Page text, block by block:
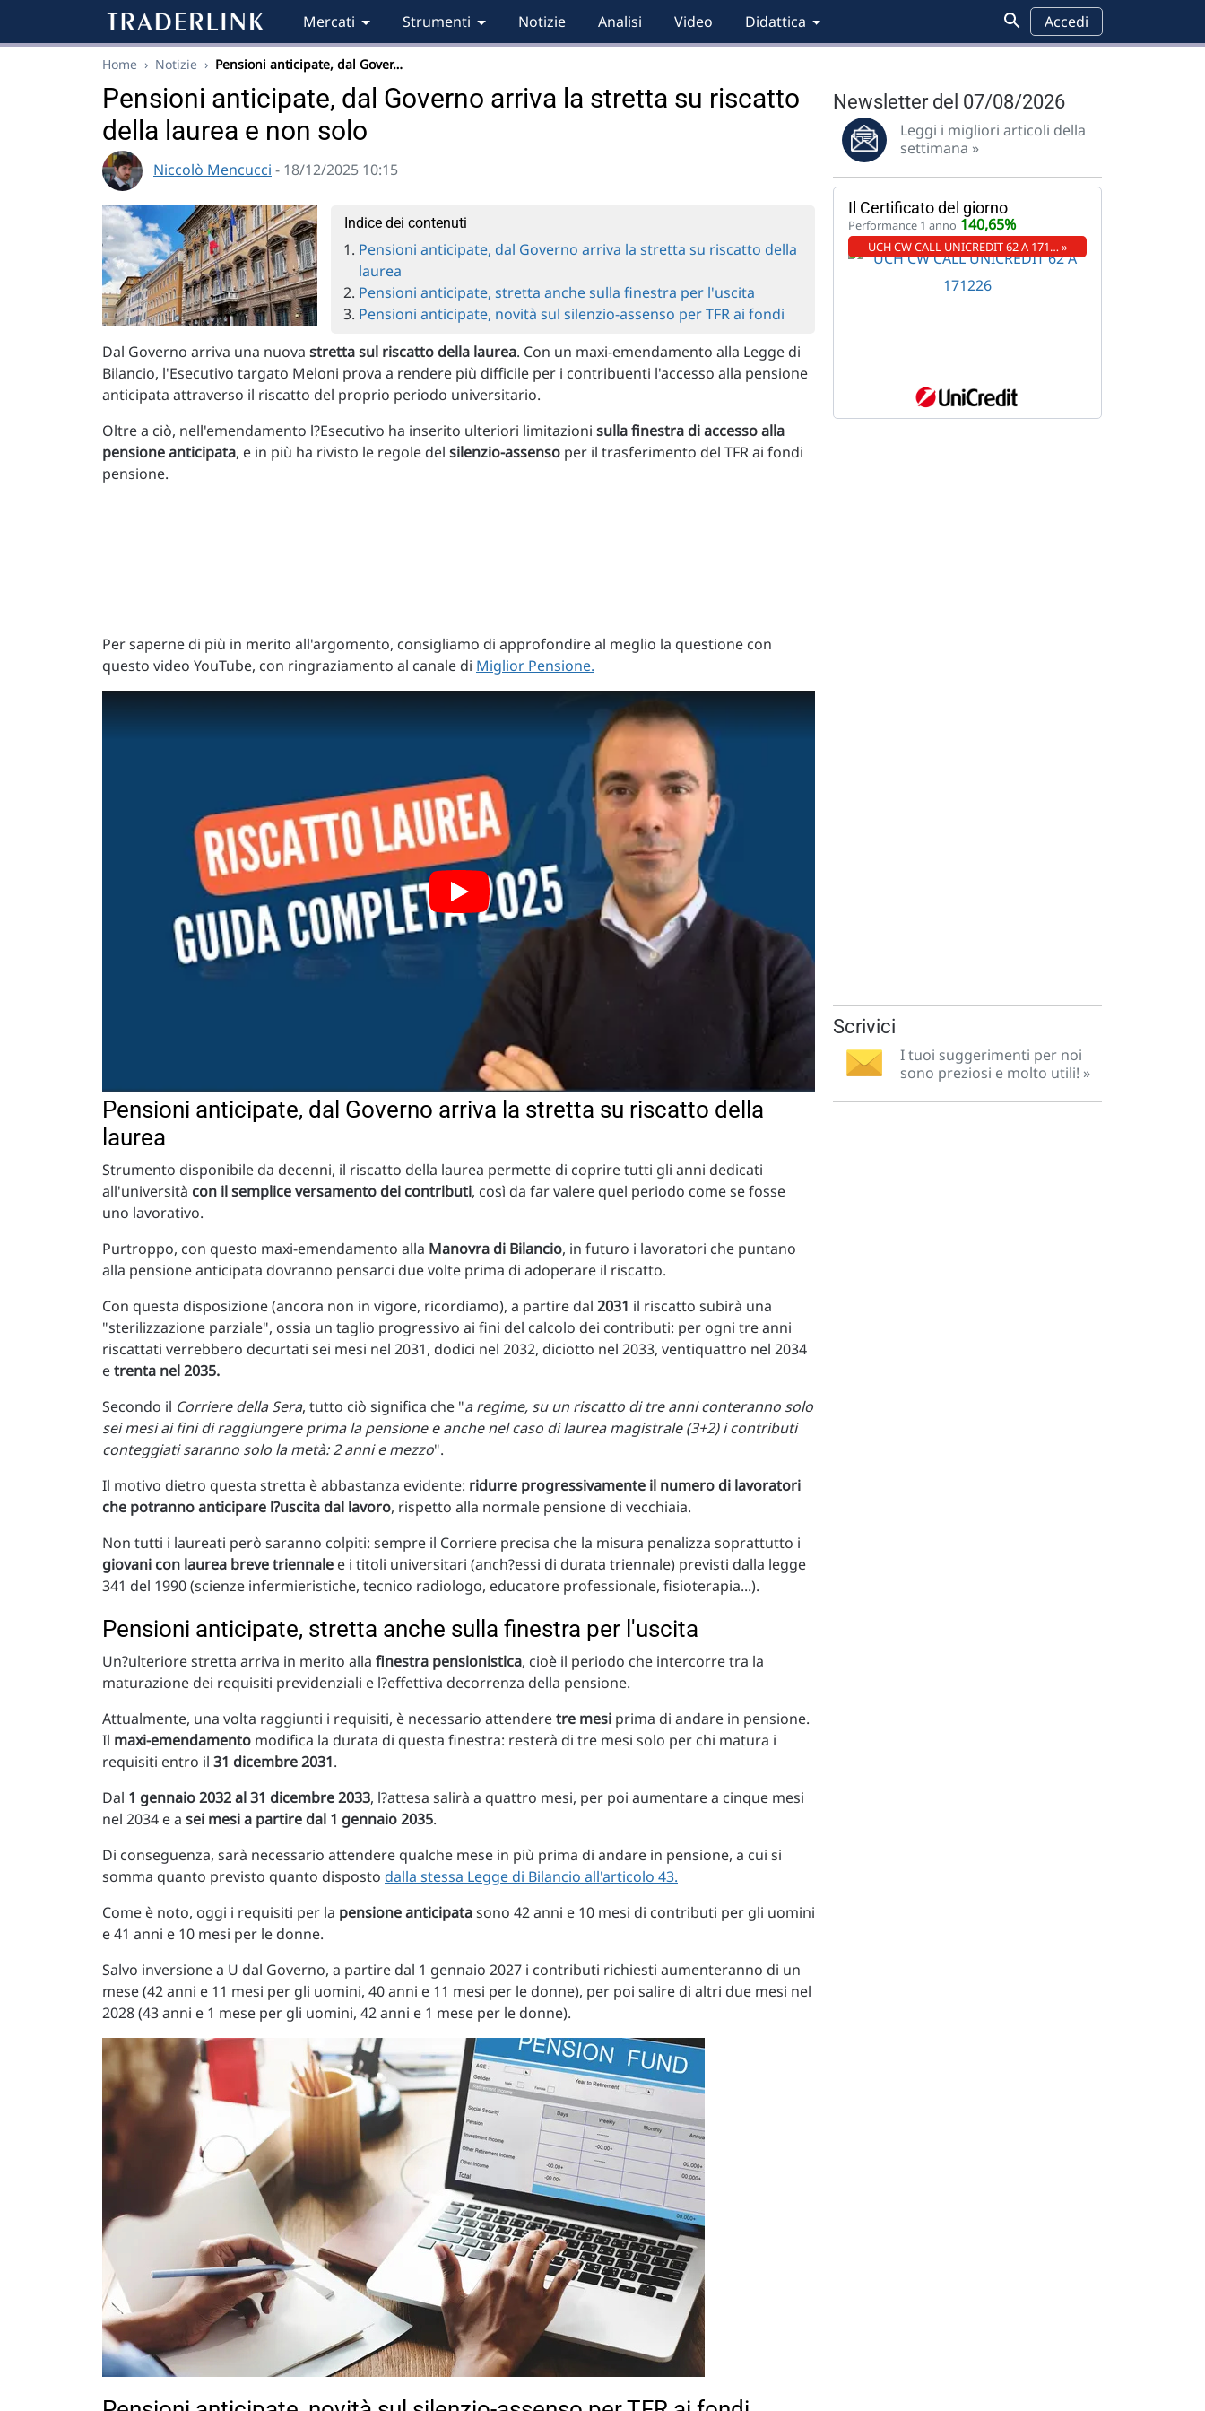
Mercati Strumenti Notizie Analisi Video Didattica Accedi
Home › Notizie › Pensioni anticipate, dal Gover…
Pensioni anticipate, dal Governo arriva la stretta su riscatto
della laurea e non solo
Niccolò Mencucci - 18/12/2025 10:15
Indice dei contenuti
Pensioni anticipate, dal Governo arriva la stretta su riscatto della
laurea
Pensioni anticipate, stretta anche sulla finestra per l'uscita
Pensioni anticipate, novità sul silenzio-assenso per TFR ai fondi
Dal Governo arriva una nuova stretta sul riscatto della laurea. Con un maxi-emendamento alla Legge di
Bilancio, l'Esecutivo targato Meloni prova a rendere più difficile per i contribuenti l'accesso alla pensione
anticipata attraverso il riscatto del proprio periodo universitario.
Oltre a ciò, nell'emendamento l?Esecutivo ha inserito ulteriori limitazioni sulla finestra di accesso alla
pensione anticipata, e in più ha rivisto le regole del silenzio-assenso per il trasferimento del TFR ai fondi
pensione.
Per saperne di più in merito all'argomento, consigliamo di approfondire al meglio la questione con
questo video YouTube, con ringraziamento al canale di Miglior Pensione.
Pensioni anticipate, dal Governo arriva la stretta su riscatto della
laurea
Strumento disponibile da decenni, il riscatto della laurea permette di coprire tutti gli anni dedicati
all'università con il semplice versamento dei contributi, così da far valere quel periodo come se fosse
uno lavorativo.
Purtroppo, con questo maxi-emendamento alla Manovra di Bilancio, in futuro i lavoratori che puntano
alla pensione anticipata dovranno pensarci due volte prima di adoperare il riscatto.
Con questa disposizione (ancora non in vigore, ricordiamo), a partire dal 2031 il riscatto subirà una
"sterilizzazione parziale", ossia un taglio progressivo ai fini del calcolo dei contributi: per ogni tre anni
riscattati verrebbero decurtati sei mesi nel 2031, dodici nel 2032, diciotto nel 2033, ventiquattro nel 2034
etrenta nel 2035.
Secondo il Corriere della Sera, tutto ciò significa che "a regime, su un riscatto di tre anni conteranno solo
sei mesi ai fini di raggiungere prima la pensione e anche nel caso di laurea magistrale (3+2) i contributi
conteggiati saranno solo la metà: 2 anni e mezzo".
Il motivo dietro questa stretta è abbastanza evidente: ridurre progressivamente il numero di lavoratori
che potranno anticipare l?uscita dal lavoro, rispetto alla normale pensione di vecchiaia.
Non tutti i laureati però saranno colpiti: sempre il Corriere precisa che la misura penalizza soprattutto i
giovani con laurea breve triennale e i titoli universitari (anch?essi di durata triennale) previsti dalla legge
341 del 1990 (scienze infermieristiche, tecnico radiologo, educatore professionale, fisioterapia...).
Pensioni anticipate, stretta anche sulla finestra per l'uscita
Un?ulteriore stretta arriva in merito alla finestra pensionistica, cioè il periodo che intercorre tra la
maturazione dei requisiti previdenziali e l?effettiva decorrenza della pensione.
Attualmente, una volta raggiunti i requisiti, è necessario attenderetre mesi prima di andare in pensione.
Il maxi-emendamento modifica la durata di questa finestra: resterà di tre mesi solo per chi matura i
requisiti entro il 31 dicembre 2031.
Dal 1 gennaio 2032 al 31 dicembre 2033, l?attesa salirà a quattro mesi, per poi aumentare a cinque mesi
nel 2034 e a sei mesi a partire dal 1 gennaio 2035.
Di conseguenza, sarà necessario attendere qualche mese in più prima di andare in pensione, a cui si
somma quanto previsto quanto disposto dalla stessa Legge di Bilancio all'articolo 43.
Come è noto, oggi i requisiti per la pensione anticipatasono 42 anni e 10 mesi di contributi per gli uomini
e 41 anni e 10 mesi per le donne.
Salvo inversione a U dal Governo, a partire dal 1 gennaio 2027 i contributi richiesti aumenteranno di un
mese (42 anni e 11 mesi per gli uomini, 40 anni e 11 mesi per le donne), per poi salire di altri due mesi nel
2028 (43 anni e 1 mese per gli uomini, 42 anni e 1 mese per le donne).
Newsletter del 07/08/2026
Leggi i migliori articoli della
settimana »
Il Certificato del giorno
Performance 1 anno 140,65%
UCH CW CALL UNICREDIT 62 A 171… »
Scrivici
I tuoi suggerimenti per noi
sono preziosi e molto utili! »